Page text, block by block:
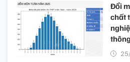
Đổi
chất